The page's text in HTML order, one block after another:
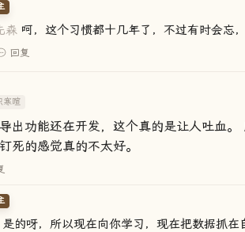
森 呵，这个习惯都十几年了，不过有时会忘
回复
寒暄
出功能还在开发，这个真的是让人吐血
死的感觉真的不太好。
是的呀，所以现在向你学习，现在把数据抓在